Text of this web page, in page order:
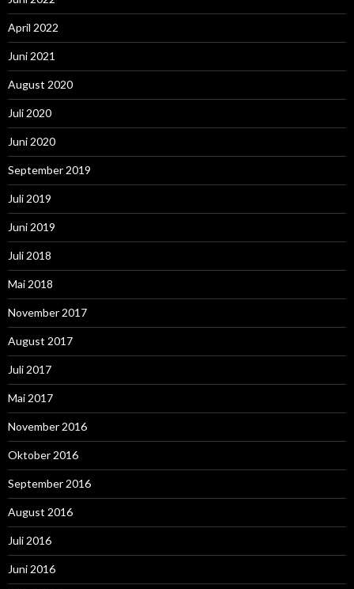
April 2022
Juni 2021
August 2020
Juli 2020
Juni 2020
September 2019
Juli 2019
Juni 2019
Juli 2018
Mai 2018
November 2017
August 2017
Juli 2017
Mai 2017
November 2016
Oktober 2016
September 2016
August 2016
Juli 2016
Juni 2016